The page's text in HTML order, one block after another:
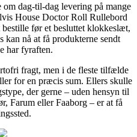
dag-til-dag levering på mange
House Doctor Roll Rullebord
før et besluttet klokkeslæt,
kan nå at få produkterne sendt
har fyraften.
fragt, men i de fleste tilfælde
for en præcis sum. Ellers skulle
der gerne – uden hensyn til
Farum eller Faaborg – er at få